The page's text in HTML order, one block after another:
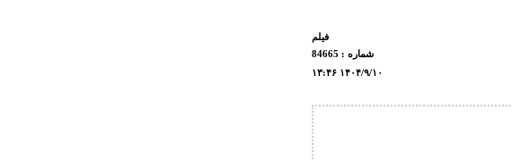
فيلم
شماره : 84665
۱۳:۴۶ ۱۴۰۴/۹/۱۰